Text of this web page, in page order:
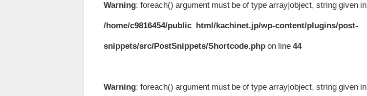
Warning: foreach() argument must be of type array|object, string given in
/home/c9816454/public_html/kachinet.jp/wp-content/plugins/post-
snippets/src/PostSnippets/Shortcode.php on line44
Warning: foreach() argument must be of type array|object, string given in